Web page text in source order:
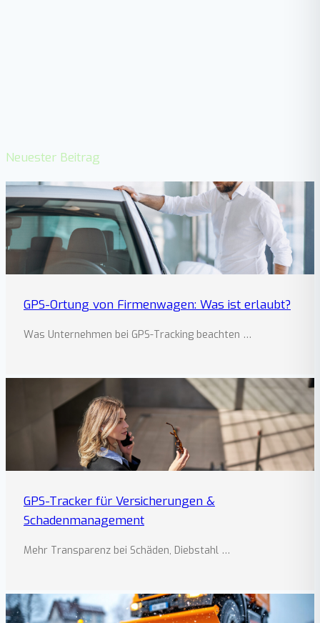
Neuester Beitrag
GPS-Ortung von Firmenwagen: Was ist erlaubt?
Was Unternehmen bei GPS-Tracking beachten …
GPS-Tracker für Versicherungen &
Schadenmanagement
Mehr Transparenz bei Schäden, Diebstahl …